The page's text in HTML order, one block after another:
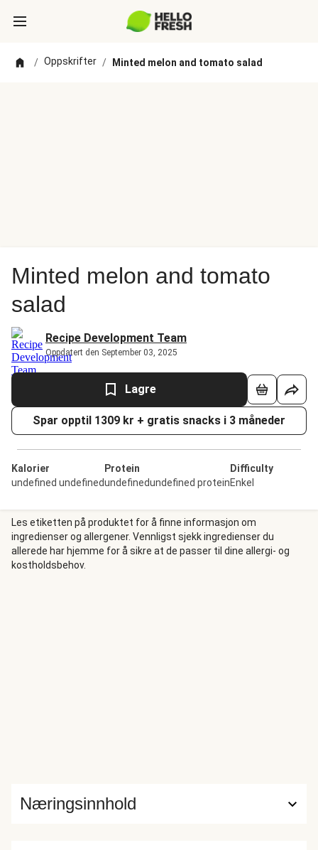
/ Oppskrifter / Minted melon and tomato salad
Minted melon and tomato
salad
Recipe Development Team
Oppdatert den September 03, 2025
Lagre
Spar opptil 1309 kr + gratis snacks i 3 måneder
Kalorier
undefined undefined
Protein
undefinedundefined protein
Difficulty
Enkel
Les etiketten på produktet for å finne informasjon om
ingredienser og allergener. Vennligst sjekk ingredienser du
allerede har hjemme for å sikre at de passer til dine allergi- og
kostholdsbehov.
Næringsinnhold